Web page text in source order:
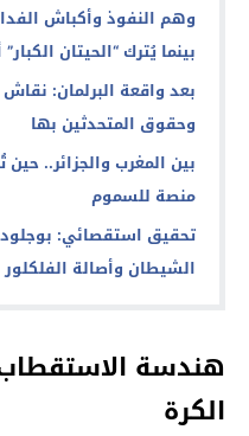
وهم النفوذ وأكباش
بينما يُترك “الحيتان الكبار”
بعد واقعة البرلمان:
وحقوق المتحدثين بها
بين المغرب والجزائر..
منصة للسموم
تحقيق استقصائي:
الشيطان وأصالة الفلكلور
هندسة
الكرة